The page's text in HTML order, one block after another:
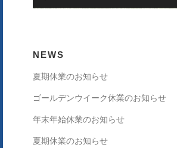
NEWS
夏期休業のお知らせ
ゴールデンウイーク休業のお知らせ
年末年始休業のお知らせ
夏期休業のお知らせ